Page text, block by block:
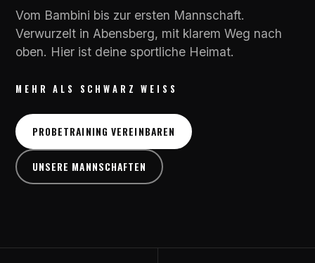
Vom Bambini bis zur ersten Mannschaft.
Verwurzelt in Abensberg, mit klarem Weg nach
oben. Hier ist deine sportliche Heimat.
MEHR ALS SCHWARZ WEISS
PROBETRAINING VEREINBAREN
UNSERE MANNSCHAFTEN